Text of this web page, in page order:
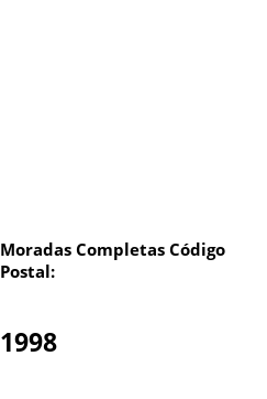
Moradas Completas Código
Postal:
1998